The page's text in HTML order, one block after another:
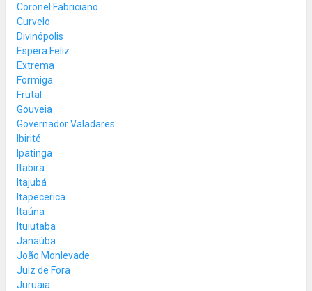
Coronel Fabriciano
Curvelo
Divinópolis
Espera Feliz
Extrema
Formiga
Frutal
Gouveia
Governador Valadares
Ibirité
Ipatinga
Itabira
Itajubá
Itapecerica
Itaúna
Ituiutaba
Janaúba
João Monlevade
Juiz de Fora
Juruaia